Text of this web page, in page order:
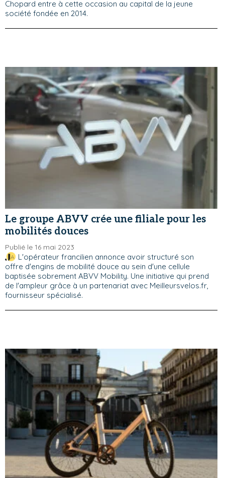
Chopard entre à cette occasion au capital de la jeune
société fondée en 2014.
Le groupe ABVV crée une filiale pour les
mobilités douces
Publié le 16 mai 2023
L'opérateur francilien annonce avoir structuré son
offre d'engins de mobilité douce au sein d'une cellule
baptisée sobrement ABVV Mobility. Une initiative qui prend
de l'ampleur grâce à un partenariat avec Meilleursvelos.fr,
fournisseur spécialisé.